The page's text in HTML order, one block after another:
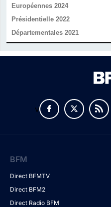
Européennes 2024
Présidentielle 2022
Départementales 2021
v
BFM
Direct BFMTV
Direct BFM2
Direct Radio BFM